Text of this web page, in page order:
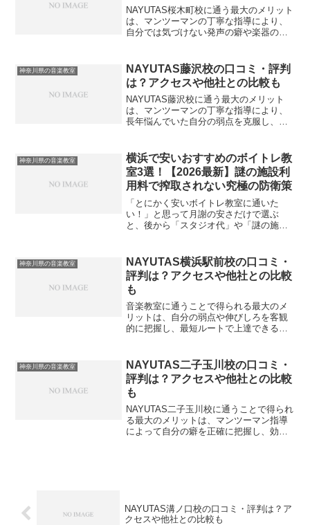
NAYUTAS桜木町校に通う最大のメリット
は、マンツーマンの丁寧な指導により、
自分では気づけない発声の癖や楽器の弱
けることで、「なぜ上手く歌えないの
か」「なぜリズムが走...
神奈川県の音楽教室
NAYUTAS藤沢校の口コミ・評判
は？アクセスや他社との比較も
NAYUTAS藤沢校に通う最大のメリット
は、マンツーマンの丁寧な指導により、
長年悩んでいた自分の弱点を克服し、自
プロの客観的な視点で分析してもらい、
正しい練習法を反復す...
神奈川県の音楽教室
横浜で安いおすすめのボイトレ教
室3選！【2026最新】謎の施設利
用料で搾取されない究極の防衛策
「とにかく安いボイトレ教室に通いた
い！」と思って月謝の安さだけで選ぶ
と、後から「スタジオ代」や「謎の施設
釣られて入会した結果、毎回の外部スタ
ジオ代と高額なオリジナル教材...
神奈川県の音楽教室
NAYUTAS横浜駅前校の口コミ・
評判は？アクセスや他社との比較
も
音楽教室に通うことで得られる最大のメ
リットは、自分の弱点や伸びしろを客観
的に把握し、最短ルートで上達できるこ
ず、成長が頭打ちになってしまうことが
多々あります。プロの講師か...
神奈川県の音楽教室
NAYUTAS二子玉川校の口コミ・
評判は？アクセスや他社との比較
も
NAYUTAS二子玉川校に通うことで得られ
る最大のメリットは、マンツーマン指導
によって自分の癖を正確に把握し、効率
NAYUTAS溝ノ口校の口コミ・評判は？ア
クセスや他社との比較も